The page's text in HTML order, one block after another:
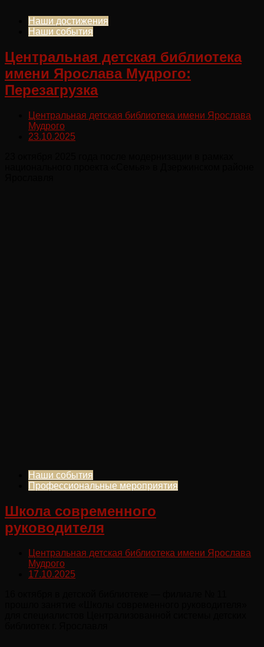
Наши достижения
Наши события
Центральная детская библиотека
имени Ярослава Мудрого:
Перезагрузка
Центральная детская библиотека имени Ярослава
Мудрого
23.10.2025
Наши события
Профессиональные мероприятия
Школа современного
руководителя
Центральная детская библиотека имени Ярослава
Мудрого
17.10.2025